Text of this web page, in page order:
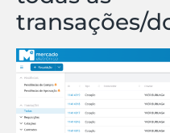
transações/